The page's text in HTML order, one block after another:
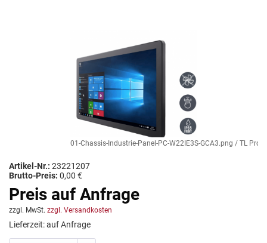
01-Chassis-Industrie-Panel-PC-W22IE3S-GCA3.png / TL
Artikel-Nr.: 23221207
Brutto-Preis: 0,00 €
Preis auf Anfrage
zzgl. MwSt. zzgl. Versandkosten
Lieferzeit: auf Anfrage